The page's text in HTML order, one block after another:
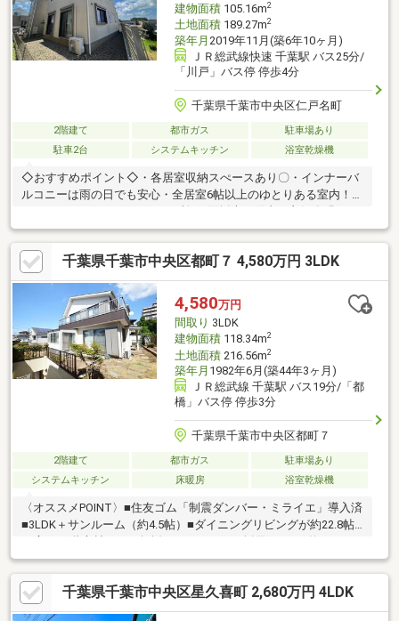
建物面積105.16m2
土地面積189.27m2
築年月 2019年11月(築6年10ヶ月)
ＪＲ総武線快速 千葉駅 バス25分/
「川戸」バス停 停歩4分
千葉県千葉市中央区仁戸名町
2階建て 都市ガス
駐車場あり
駐車2台
システムキッチン 浴室乾燥機
◇おすすめポイント◇・各居室収納スぺースあり〇・インナーバ
ルコニーは雨の日でも安心・全居室6帖以上のゆとりある室内！・
ウォークインクローゼット2か所・2面採光で陽当り良好〇明るい
室内♪・リビング16帖で広々ゆとりがあります・カウンターキッ
チンでリビングを見渡す事ができるので、小さなお子様がいても
安心です〇※別途間知ブロック面積約48.58平米も含む189.27平米
の売買となります。〇●ご案内方法●〇ご来店できないお客様はご
指定場所での待ち合わせからのご案内も可能です（無料送迎）
千葉県千葉市中央区都町７ 4,580万円 3LDK
4,580万円
間取り 3LDK
建物面積118.34m2
土地面積216.56m2
築年月 1982年6月(築44年3ヶ月)
ＪＲ総武線 千葉駅 バス19分/「都
橋」バス停 停歩3分
千葉県千葉市中央区都町７
2階建て 都市ガス
駐車場あり
システムキッチン
床暖房 浴室乾燥機
〈オススメPOINT〉■住友ゴム「制震ダンバー・ミライエ」導入済
■3LDK＋サンルーム（約4.5帖）■ダイニングリビングが約22.8帖
大型システムキッチンの採用■全居室が６帖以上■広いバルコニー
■ＬＤには、ＴＥＳ式床暖房あり■各居室にクローゼット付■リビ
ングのコーナー窓からは千葉駅周辺の夜景が綺麗に見れます。▽
ご見学予約「ご内覧予約」は、お気軽にお問い合わせ下さい。
千葉県千葉市中央区星久喜町 2,680万円 4LDK